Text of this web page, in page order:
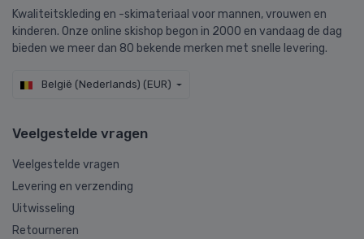
Kwaliteitskleding en -skimateriaal voor mannen, vrouwen en
kinderen. Onze online skishop begon in 2000 en vandaag de dag
bieden we meer dan 80 bekende merken met snelle levering.
België (Nederlands) (EUR)
Veelgestelde vragen
Veelgestelde vragen
Levering en verzending
Uitwisseling
Retourneren